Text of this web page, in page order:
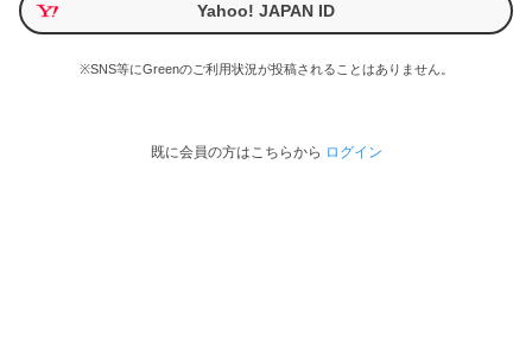
Yahoo! JAPAN ID
※SNS等にGreenのご利用状況が投稿されることはありません。
既に会員の方はこちらから ログイン